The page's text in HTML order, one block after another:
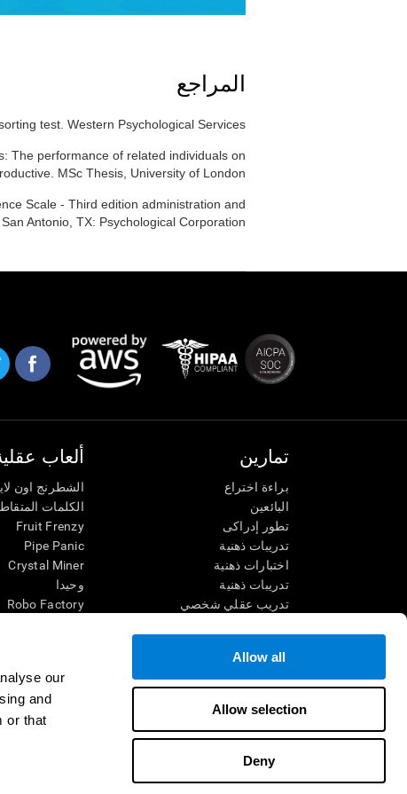
our
and
or that
Allow all
Allow selection
Deny
المراجع
test. Western Psychological Services.
The performance of related individuals on
MSc Thesis, University of London.
Scale - Third edition administration and
Antonio, TX: Psychological Corporation.
ألعاب
الشطرنج اون
الكلمات
Fruit Frenzy
Pipe Panic
Crystal Miner
وحيدا
Robo Factory
قم بالمطابقة
فوضى
سباق الرخام
تمارين
براءة اختراع
البائعين
تطور إدراكى
تدريبات ذهنية
اختبارات ذهنية
تدريبات ذهنية
تدريب عقلي شخصي
فهم القراءة
الأطفال الموهوبون
معارك الدماغ